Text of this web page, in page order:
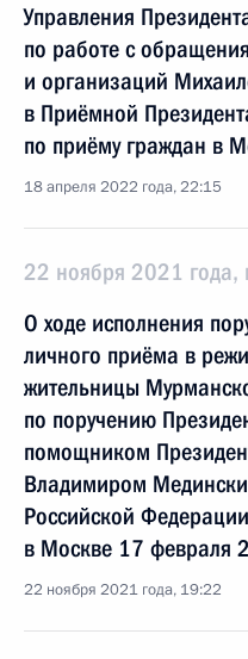
Управления
по работе с
и организаций
в Приёмной
по приёму граждан в
18 апреля 2022 года, 22:15
22 ноября 2021 года,
О ходе исполнения
личного приёма в
жительницы
по поручению
помощником
Владимиром
Российской
в Москве 17 февраля
22 ноября 2021 года, 19:22